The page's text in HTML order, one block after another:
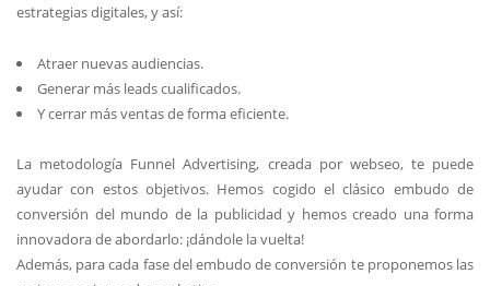
estrategias digitales, y así:
Atraer nuevas audiencias.
Generar más leads cualificados.
Y cerrar más ventas de forma eficiente.
La metodología Funnel Advertising, creada por webseo, te puede
ayudar con estos objetivos. Hemos cogido el clásico embudo de
conversión del mundo de la publicidad y hemos creado una forma
innovadora de abordarlo: ¡dándole la vuelta!
Además, para cada fase del embudo de conversión te proponemos las